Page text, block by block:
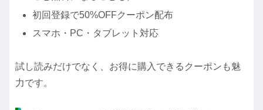
初回登録で50%OFFクーポン配布
スマホ・PC・タブレット対応
試し読みだけでなく、お得に購入できるクーポンも魅
力です。